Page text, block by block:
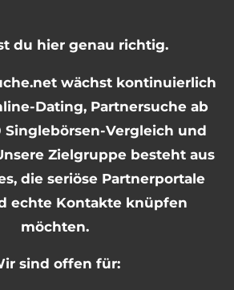
du hier genau richtig.
wächst kontinuierlich
Dating, Partnersuche ab
Vergleich und
Zielgruppe besteht aus
die seriöse Partnerportale
echte Kontakte knüpfen
möchten.
sind offen für: